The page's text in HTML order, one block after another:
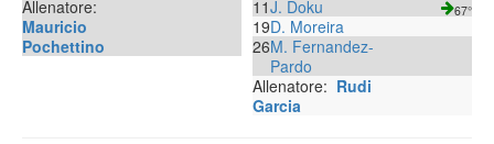
Allenatore:
Mauricio
Pochettino
11J. Doku 67°
19D. Moreira
26M. Fernandez-
Pardo
Allenatore: Rudi
Garcia